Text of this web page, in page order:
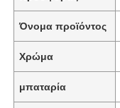
Όνομα προϊόντος
Χρώμα
μπαταρία